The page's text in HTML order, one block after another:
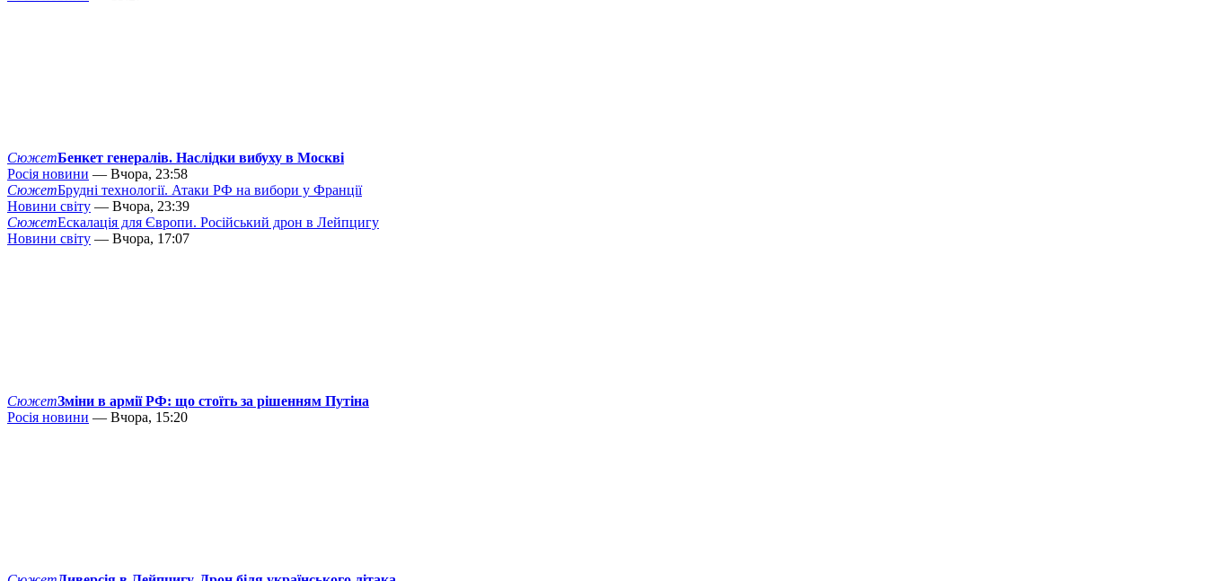
СюжетБенкет генералів. Наслідки вибуху в Москві
Росія новини — Вчора, 23:58
СюжетБрудні технології. Атаки РФ на вибори у Франції
Новини світу — Вчора, 23:39
СюжетЕскалація для Європи. Російський дрон в Лейпцигу
Новини світу — Вчора, 17:07
СюжетЗміни в армії РФ: що стоїть за рішенням Путіна
Росія новини — Вчора, 15:20